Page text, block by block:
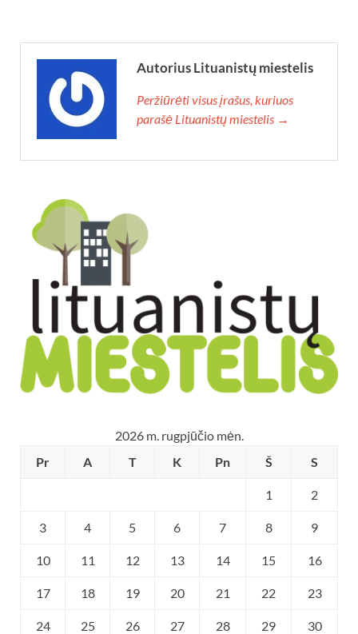
Autorius Lituanistų miestelis
Peržiūrėti visus įrašus, kuriuos
parašė Lituanistų miestelis →
2026 m. rugpjūčio mėn.
Pr
A T K Pn Š S
1 2
3 4 5 6 7 8 9
10 11 12 13 14 15 16
17 18 19 20 21 22 23
24 25 26 27 28 29 30